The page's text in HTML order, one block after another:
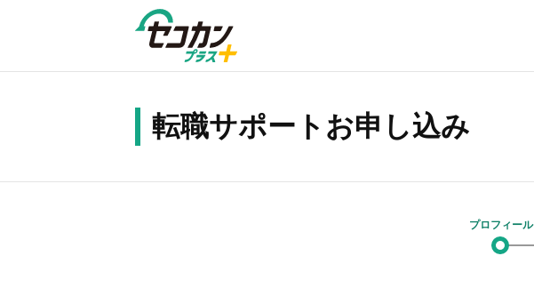
転職サポートお申し込み
プロフィール